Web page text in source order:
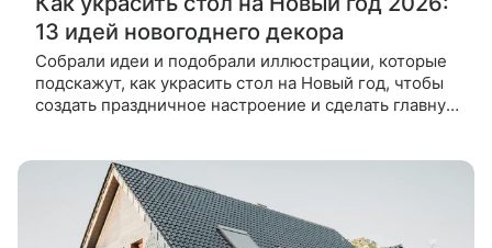
13 идей новогоднего декора
Собрали идеи и подобрали иллюстрации, которые
подскажут, как украсить стол на Новый год, чтобы
создать праздничное настроение и сделать главную